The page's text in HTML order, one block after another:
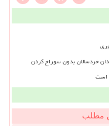
خردسالان بدون سوراخ کردن
است
مطلب